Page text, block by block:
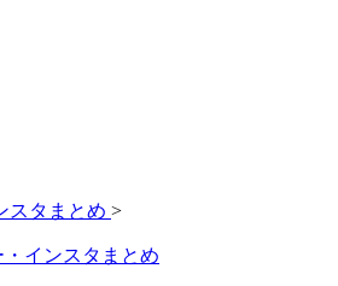
スタまとめ >
インスタまとめ